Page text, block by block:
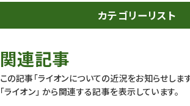
カテゴリーリスト
動物園
動物園長のZooコラム
関連記事
この記事「ライオンについての近況をお知らせしま
「ライオン」 から関連する記事を表示しています。